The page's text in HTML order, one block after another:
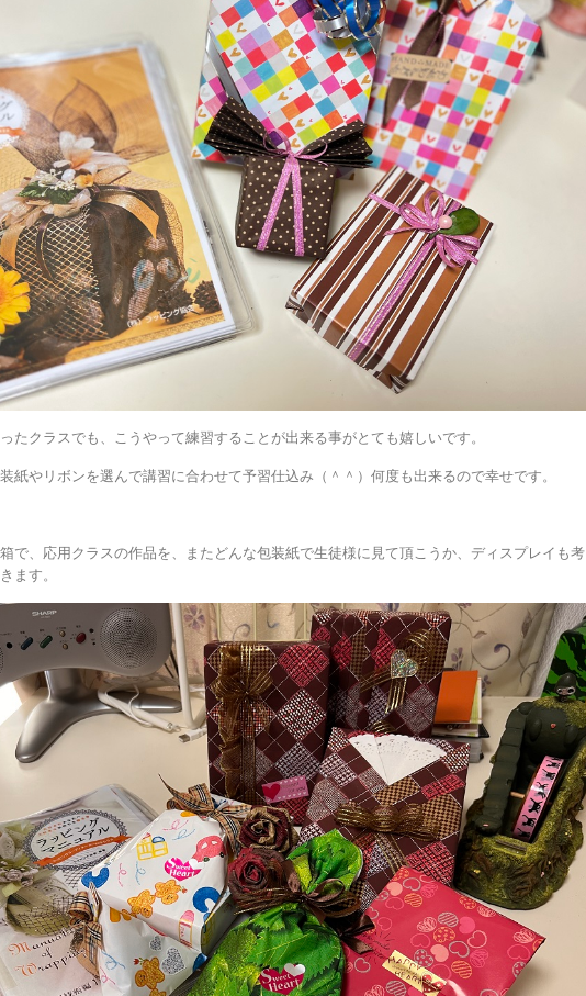
たクラスでも、こうやって練習することが出来る事がとても嬉しいです。
紙やリボンを選んで講習に合わせて予習仕込み（＾＾）何度も出来るので幸せです。
で、応用クラスの作品を、またどんな包装紙で生徒様に見て頂こうか、ディスプレイも考
ます。